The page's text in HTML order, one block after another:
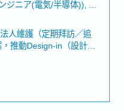
ニア(電気/半導体)), サ
/業務工程師(エンジニ
品/生產技術開發, 営業
人維護（定期拜訪／追
推動Design-in（設計導
（商談數／成交率／平
（英／日）／運用
公司簡介】・具日系背
團・台灣據點負責銷售
售／技術／管理 三大部